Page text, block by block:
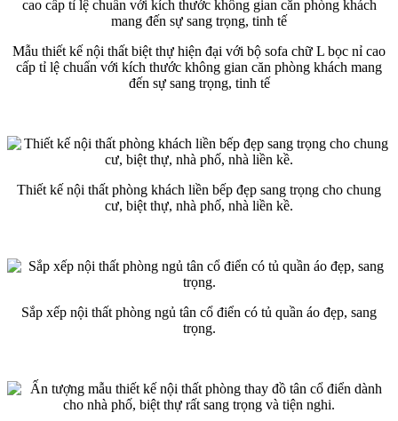
Mẫu thiết kế nội thất biệt thự hiện đại với bộ sofa chữ L bọc nỉ cao
cấp tỉ lệ chuẩn với kích thước không gian căn phòng khách mang
đến sự sang trọng, tinh tế
Thiết kế nội thất phòng khách liền bếp đẹp sang trọng cho chung
cư, biệt thự, nhà phố, nhà liền kề.
Sắp xếp nội thất phòng ngủ tân cổ điển có tủ quần áo đẹp, sang
trọng.